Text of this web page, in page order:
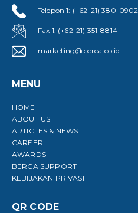
Telepon 1: (+62-21) 380-0902
Fax 1: (+62-21) 351-8814
marketing@berca.co.id
MENU
HOME
ABOUT US
ARTICLES & NEWS
CAREER
AWARDS
BERCA SUPPORT
KEBIJAKAN PRIVASI
QR CODE